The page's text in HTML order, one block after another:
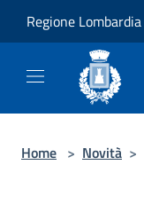
Regione Lombardia
Home > Novità >